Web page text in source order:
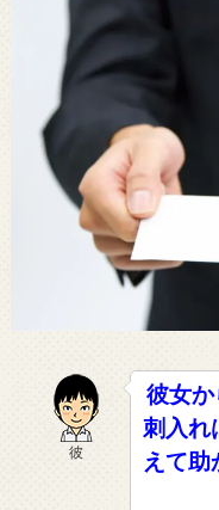
彼
彼女
刺入れ
えて助